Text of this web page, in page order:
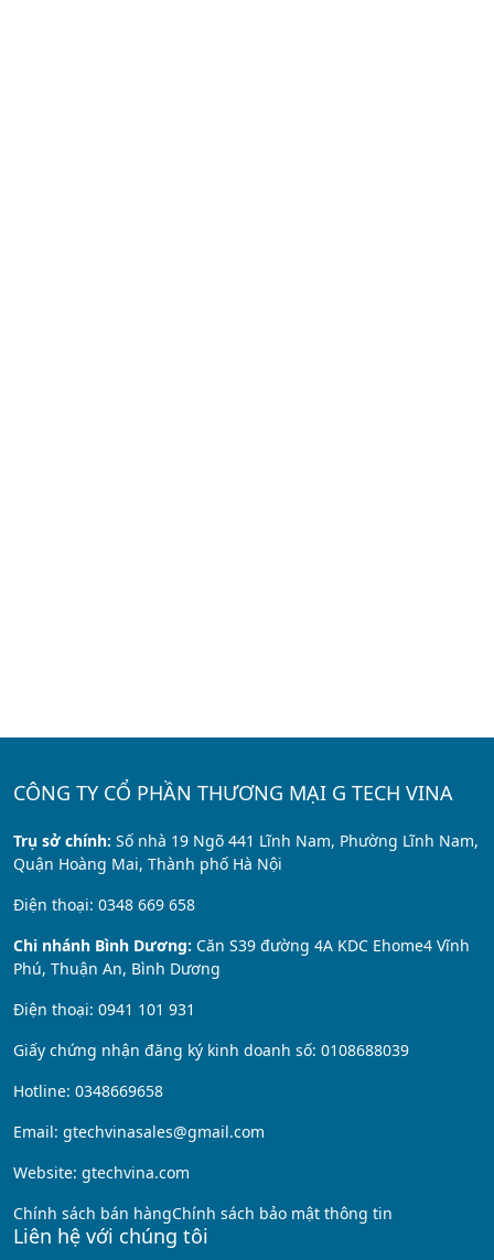
CÔNG TY CỔ PHẦN THƯƠNG MẠI G TECH VINA
Trụ sở chính: Số nhà 19 Ngõ 441 Lĩnh Nam, Phường Lĩnh Nam,
Quận Hoàng Mai, Thành phố Hà Nội
Điện thoại: 0348 669 658
Chi nhánh Bình Dương: Căn S39 đường 4A KDC Ehome4 Vĩnh
Phú, Thuận An, Bình Dương
Điện thoại: 0941 101 931
Giấy chứng nhận đăng ký kinh doanh số: 0108688039
Hotline: 0348669658
Email: gtechvinasales@gmail.com
Website: gtechvina.com
Chính sách bán hàngChính sách bảo mật thông tin
Liên hệ với chúng tôi